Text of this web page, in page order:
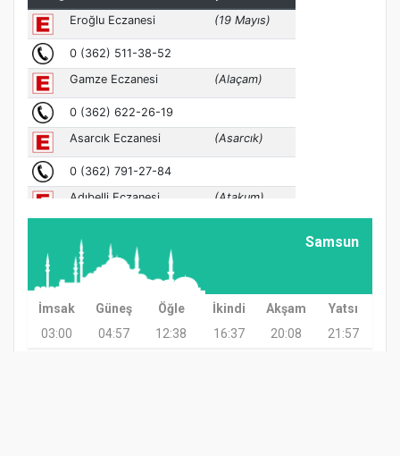
Samsun
İmsak Güneş Öğle İkindi Akşam
Yatsı
03:00
04:57 12:38 16:37 20:08 21:57